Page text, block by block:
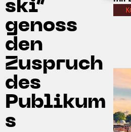
ski“
genoss
den
Zuspruch
des
Publikum
s